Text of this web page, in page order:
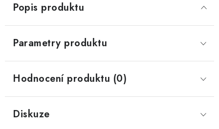
Popis produktu
Parametry produktu
Hodnocení produktu (0)
Diskuze